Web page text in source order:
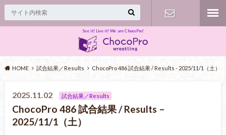
See it! Live it! We are ChocoPro!
HOME 試合結果／Results ChocoPro 486 試合結果 / Results - 2025/11/1（土）
2025.11.02 試合結果／Results
ChocoPro 486 試合結果 / Results –
2025/11/1（土）